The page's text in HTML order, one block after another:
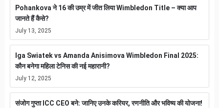
Pohankova ने 16 की उम्र में जीत लिया Wimbledon Title – क्या आप
जानते हैं कैसे?
July 13, 2025
Iga Swiatek vs Amanda Anisimova Wimbledon Final 2025:
कौन बनेगा महिला टेनिस की नई महारानी?
July 12, 2025
संजोग गुप्ता ICC CEO बने: जानिए उनके करियर, रणनीति और भविष्य की योजना!